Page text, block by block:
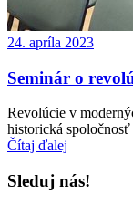
24. apríla 2023
Seminár o
Revolúcie v
historická
Čítaj ďalej
Sleduj nás!